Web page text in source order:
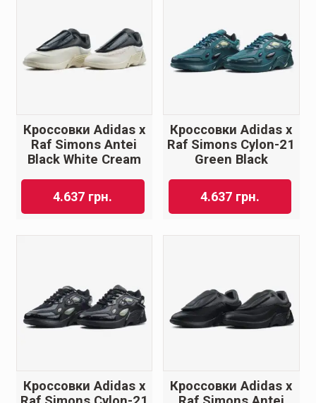
Кроссовки Adidas x
Raf Simons Antei
Black White Cream
4.637 грн.
Кроссовки Adidas x
Raf Simons Cylon-21
Green Black
4.637 грн.
Кроссовки Adidas x
Кроссовки Adidas x